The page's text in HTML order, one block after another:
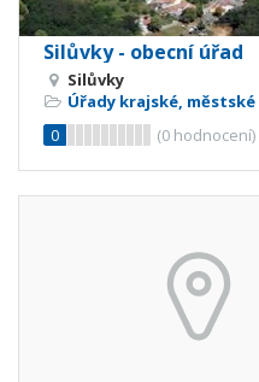
Silůvky - obecní úřad
Silůvky
Úřady krajské,
0
(0 hodnocení)